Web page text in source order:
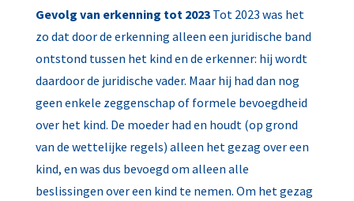
Gevolg van erkenning tot 2023Tot 2023 was het
zo dat door de erkenning alleen een juridische band
ontstond tussen het kind en de erkenner: hij wordt
daardoor de juridische vader. Maar hij had dan nog
geen enkele zeggenschap of formele bevoegdheid
over het kind. De moeder had en houdt (op grond
van de wettelijke regels) alleen het gezag over een
kind, en was dus bevoegd om alleen alle
beslissingen over een kind te nemen. Om het gezag